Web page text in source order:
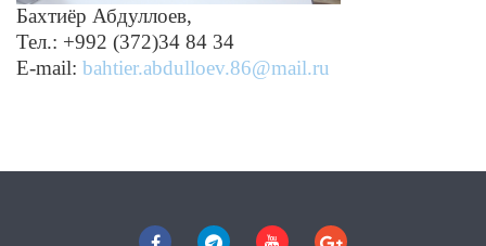
Бахтиёр Абдуллоев,
Тел.: +992 (372)34 84 34
Е-mail: bahtier.abdulloev.86@mail.ru